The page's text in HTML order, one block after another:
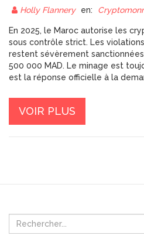
EN 2025
Holly Flannery en:
En 2025, le Maroc autorise les
sous contrôle strict. Les
restent sévèrement
500 000 MAD. Le minage est
est la réponse officielle à la
VOIR PLUS